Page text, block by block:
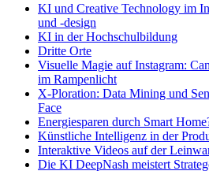
KI und Creative Technology im
und -design
KI in der Hochschulbildung
Dritte Orte
Visuelle Magie auf Instagram:
im Rampenlicht
X-Ploration: Data Mining und
Face
Energiesparen durch Smart
Künstliche Intelligenz in der
Interaktive Videos auf der
Die KI DeepNash meistert